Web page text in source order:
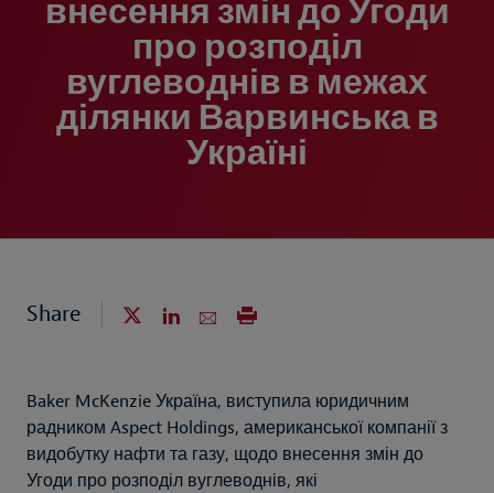
внесення змін до Угоди
про розподіл
вуглеводнів в межах
ділянки Варвинська в
Україні
Share
Baker McKenzie Україна, виступила юридичним
радником Aspect Holdings, американської компанії з
видобутку нафти та газу, щодо внесення змін до
Угоди про розподіл вуглеводнів, які